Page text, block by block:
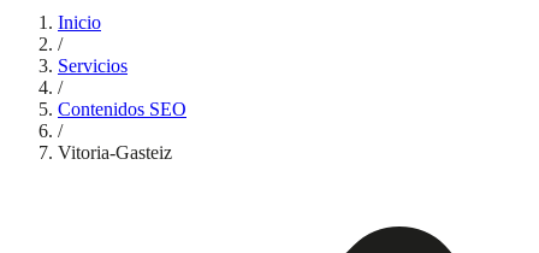
Inicio
/
Servicios
/
Contenidos SEO
/
Vitoria-Gasteiz